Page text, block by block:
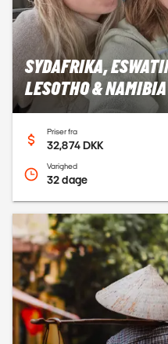
SYDAFRIKA,
LESOTHO & NAMIBIA
Priser fra
32,874 DKK
Varighed
32 dage